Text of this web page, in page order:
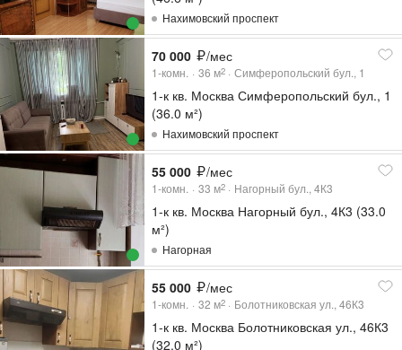
Нахимовский проспект
70 000 /мес
1-комн. 36 м2 Симферопольский бул., 1
1-к кв. Москва Симферопольский бул., 1
(36.0 м²)
Нахимовский проспект
55 000 /мес
1-комн. 33 м2 Нагорный бул., 4К3
1-к кв. Москва Нагорный бул., 4К3 (33.0
м²)
Нагорная
55 000 /мес
1-комн. 32 м2 Болотниковская ул., 46К3
1-к кв. Москва Болотниковская ул., 46К3
(32.0 м²)